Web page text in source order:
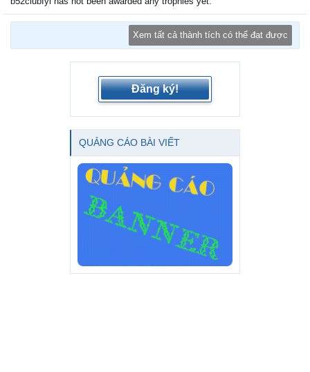
Xem tất cả thành tích có thể đạt được
Đăng ký!
QUẢNG CÁO BÀI VIẾT